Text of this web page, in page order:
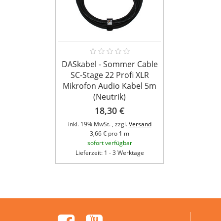
DASkabel - Sommer Cable
SC-Stage 22 Profi XLR
Mikrofon Audio Kabel 5m
(Neutrik)
18,30 €
inkl. 19% MwSt. , zzgl. Versand
3,66 € pro 1 m
sofort verfügbar
Lieferzeit: 1 - 3 Werktage